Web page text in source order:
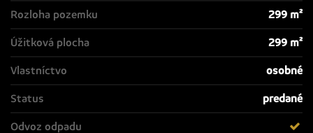
Rozloha pozemku 299 m²
Úžitková plocha 299 m²
Vlastníctvo osobné
Status predané
Odvoz odpadu